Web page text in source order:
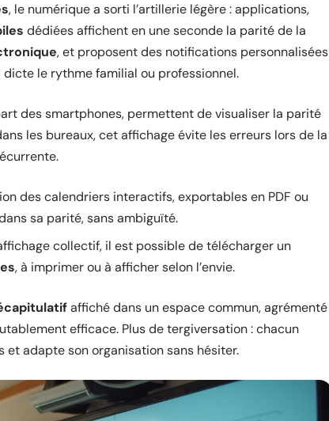
, le numérique a sorti l’artillerie légère : applications,
dédiées affichent en une seconde la parité de la
, et proposent des notifications personnalisées
dicte le rythme familial ou professionnel.
des smartphones, permettent de visualiser la parité
les bureaux, cet affichage évite les erreurs lors de la
des calendriers interactifs, exportables en PDF ou
sa parité, sans ambiguïté.
collectif, il est possible de télécharger un
, à imprimer ou à afficher selon l’envie.
affiché dans un espace commun, agrémenté
efficace. Plus de tergiversation : chacun
et adapte son organisation sans hésiter.